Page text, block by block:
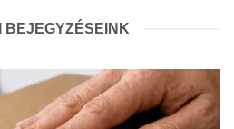
BEJEGYZÉSEINK